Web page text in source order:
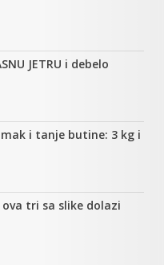
JETRU i debelo
i tanje butine: 3 kg i
tri sa slike dolazi